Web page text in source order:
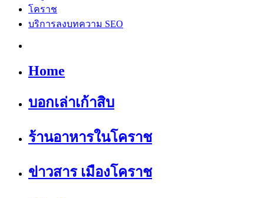
โคราช
บริการลงบทความ SEO
Home
บอกเล่าเก้าสิบ
ร้านอาหารในโคราช
ข่าวสาร เมืองโคราช